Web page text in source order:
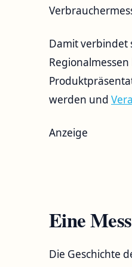
Damit verbindet
werden und
Anzeige
Eine
Die Geschichte